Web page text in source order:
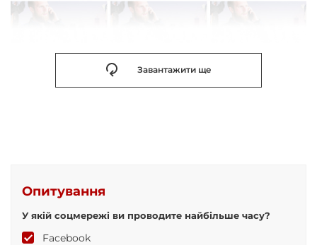
Завантажити ще
Опитування
У якій соцмережі ви проводите найбільше часу?
Facebook